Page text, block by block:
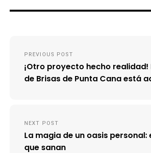
entradas
PREVIOUS POST
¡Otro proyecto hecho realidad!
de Brisas de Punta Cana está
NEXT POST
La magia de un oasis personal:
que sanan